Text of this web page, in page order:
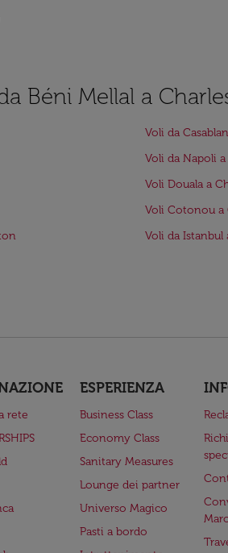
Béni Mellal a
Voli da
Voli da Napoli
Voli Douala a
Voli Cotonou a
Voli da Istanbul
rete
ESPERIENZA
Business Class
Economy Class
Sanitary Measures
Lounge dei partner
Universo Magico
Pasti a bordo